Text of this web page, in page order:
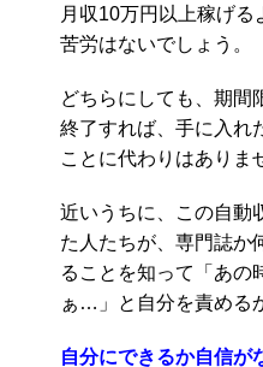
月収10万円以上稼げ
苦労はないでしょう。
どちらにしても、期間
終了すれば、手に入れ
ことに代わりはありま
近いうちに、この自動
た人たちが、専門誌か
ることを知って「あの
ぁ…」と自分を責める
自分にできるか自信が